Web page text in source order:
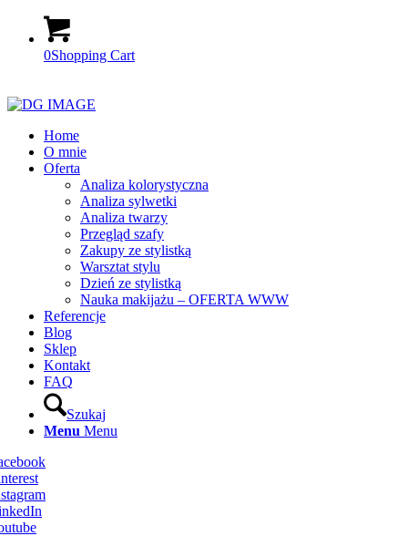
0Shopping Cart
Home
O mnie
Oferta
Analiza kolorystyczna
Analiza sylwetki
Analiza twarzy
Przegląd szafy
Zakupy ze stylistką
Warsztat stylu
Dzień ze stylistką
Nauka makijażu – OFERTA WWW
Referencje
Blog
Sklep
Kontakt
FAQ
Szukaj
Menu Menu